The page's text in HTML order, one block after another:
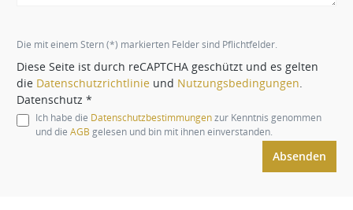
Die mit einem Stern (*) markierten Felder sind Pflichtfelder.
Diese Seite ist durch reCAPTCHA geschützt und es gelten
die Datenschutzrichtlinie und Nutzungsbedingungen
Datenschutz *
Ich habe die Datenschutzbestimmungenzur Kenntnis genommen
und die AGB gelesen und bin mit ihnen einverstanden.
Absenden